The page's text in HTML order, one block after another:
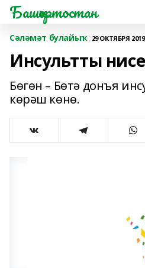
Башҡортостан
Сәләмәт булайыҡ 29 ОКТЯБРЯ
Инсультты
Бөгөн – Бөтә донъя
көрәш көнө.